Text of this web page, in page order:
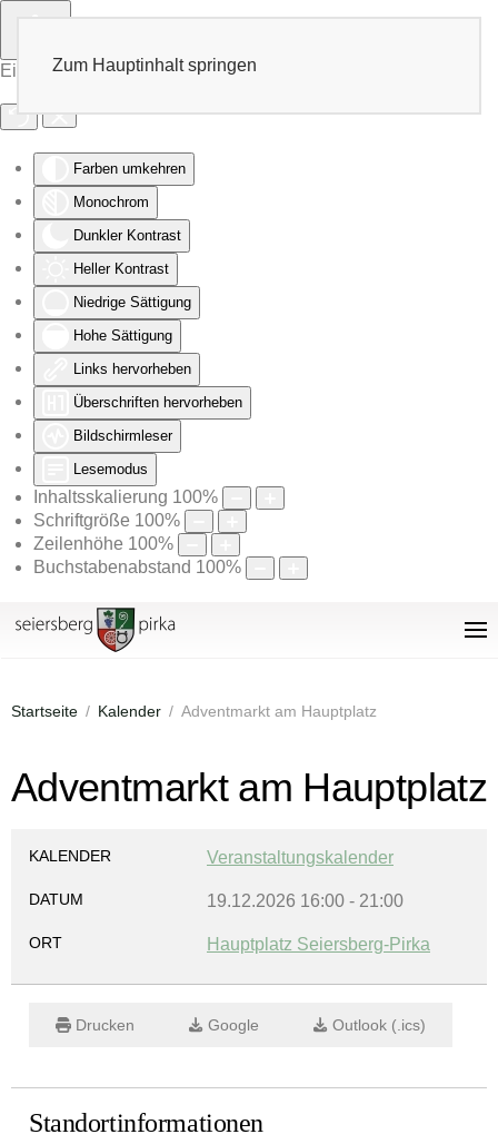
Eingabehilfen öffnen
Farben umkehren
Monochrom
Dunkler Kontrast
Heller Kontrast
Niedrige Sättigung
Hohe Sättigung
Links hervorheben
Überschriften hervorheben
Bildschirmleser
Lesemodus
Inhaltsskalierung 100%
Schriftgröße 100%
Zeilenhöhe 100%
Buchstabenabstand 100%
Zum Hauptinhalt springen
Startseite Kalender Adventmarkt am Hauptplatz
Adventmarkt am Hauptplatz
KALENDER Veranstaltungskalender
DATUM 19.12.2026 16:00 - 21:00
ORT Hauptplatz Seiersberg-Pirka
Drucken Google Outlook (.ics)
Standortinformationen